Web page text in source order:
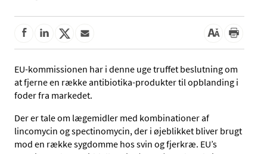
EU-kommissionen har i denne uge truffet beslutning om
at fjerne en række antibiotika-produkter til opblanding i
foder fra markedet.
Der er tale om lægemidler med kombinationer af
lincomycin og spectinomycin, der i øjeblikket bliver brugt
mod en række sygdomme hos svin og fjerkræ. EU’s